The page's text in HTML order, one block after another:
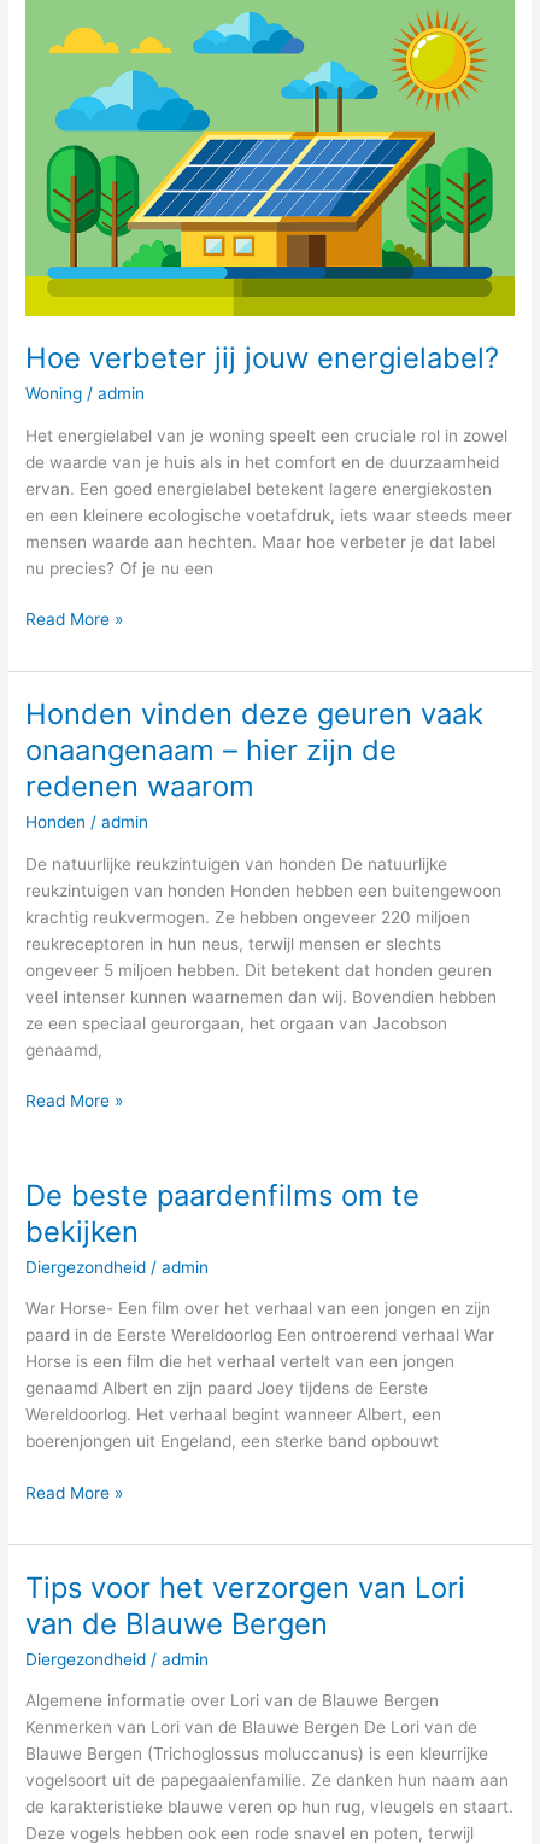
Hoe verbeter jij jouw energielabel?
Woning /admin
Het energielabel van je woning speelt een cruciale rol in zowel
de waarde van je huis als in het comfort en de duurzaamheid
ervan. Een goed energielabel betekent lagere energiekosten
en een kleinere ecologische voetafdruk, iets waar steeds meer
mensen waarde aan hechten. Maar hoe verbeter je dat label
nu precies? Of je nu een
verbeter
energielabel?
Read More »
Honden vinden deze geuren vaak
onaangenaam – hier zijn de
redenen waarom
Honden /admin
De natuurlijke reukzintuigen van honden De natuurlijke
reukzintuigen van honden Honden hebben een buitengewoon
krachtig reukvermogen. Ze hebben ongeveer 220 miljoen
reukreceptoren in hun neus, terwijl mensen er slechts
ongeveer 5 miljoen hebben. Dit betekent dat honden geuren
veel intenser kunnen waarnemen dan wij. Bovendien hebben
ze een speciaal geurorgaan, het orgaan van Jacobson
genaamd,
Honden
deze
geuren
vaak
–
hier
zijn
de
redenen
waarom
Read More »
De beste paardenfilms om te
bekijken
Diergezondheid /admin
War Horse- Een film over het verhaal van een jongen en zijn
paard in de Eerste Wereldoorlog Een ontroerend verhaal War
Horse is een film die het verhaal vertelt van een jongen
genaamd Albert en zijn paard Joey tijdens de Eerste
Wereldoorlog. Het verhaal begint wanneer Albert, een
boerenjongen uit Engeland, een sterke band opbouwt
De
beste
paardenfilms
om
Read More »
Tips voor het verzorgen van Lori
van de Blauwe Bergen
Diergezondheid /admin
Algemene informatie over Lori van de Blauwe Bergen
Kenmerken van Lori van de Blauwe Bergen De Lori van de
Blauwe Bergen (Trichoglossus moluccanus) is een kleurrijke
vogelsoort uit de papegaaienfamilie. Ze danken hun naam aan
de karakteristieke blauwe veren op hun rug, vleugels en staart.
Deze vogels hebben ook een rode snavel en poten, terwijl
Tips
voor
het
verzorgen
Lori
Blauwe